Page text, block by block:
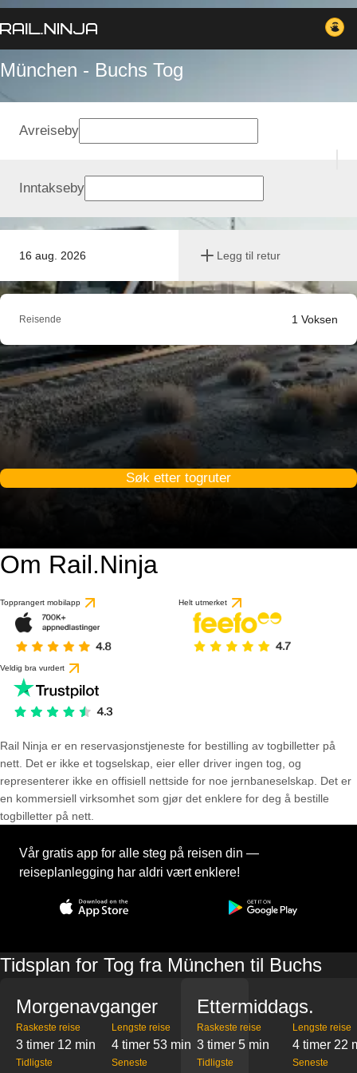
München - Buchs Tog
16 aug. 2026 Legg til retur
Avreiseby
Inntakseby
Reisende 1 Voksen
Søk etter togruter
Om Rail.Ninja
Topprangert mobilapp Helt utmerket
Veldig bra vurdert
Rail Ninja er en reservasjons­tjeneste for bestilling av togbilletter på
nett. Det er ikke et togselskap, eier eller driver ingen tog, og
representerer ikke en offisiell nettside for noe jernbaneselskap. Det er
en kommersiell virksomhet som gjør det enklere for deg å bestille
togbilletter på nett.
Vår gratis app for alle steg på reisen din —
reiseplanlegging har aldri vært enklere!
Tidsplan for Tog fra München til Buchs
Morgenavganger
Raskeste reise
3 timer 12 min
Lengste reise
4 timer 53 min
Tidligste Seneste
Ettermiddags.
Raskeste reise
3 timer 5 min
Lengste reise
4 timer 22
Tidligste Seneste